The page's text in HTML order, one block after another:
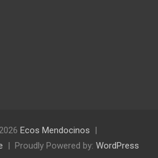
Ecos Mendocinos
Proudly Powered by: WordPress